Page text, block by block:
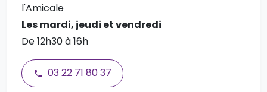
l'Amicale
Les mardi, jeudi et vendredi
De 12h30 à 16h
03 22 71 80 37